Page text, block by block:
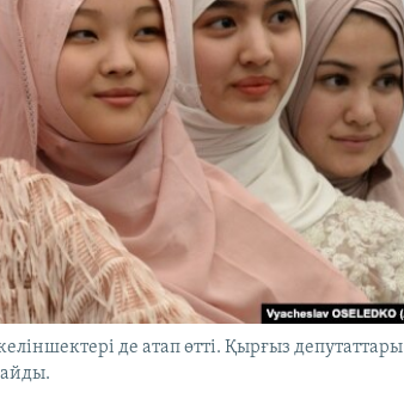
де атап өтті. Қырғыз депутаттары